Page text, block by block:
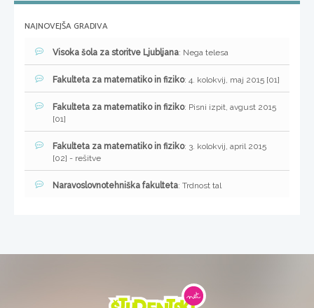
NAJNOVEJŠA GRADIVA
Visoka šola za storitve Ljubljana: Nega telesa
Fakulteta za matematiko in fiziko: 4. kolokvij, maj 2015 [01]
Fakulteta za matematiko in fiziko: Pisni izpit, avgust 2015
[01]
Fakulteta za matematiko in fiziko: 3. kolokvij, april 2015
[02] - rešitve
Naravoslovnotehniška fakulteta: Trdnost tal